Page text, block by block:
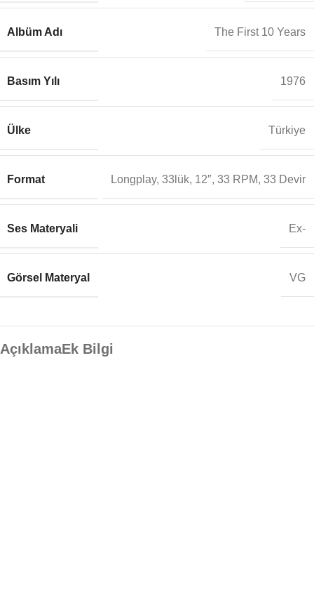
Albüm Adı The First 10 Years
Basım Yılı 1976
Ülke Türkiye
Format Longplay, 33lük, 12″, 33 RPM, 33 Devir
Ses Materyali Ex-
Görsel Materyal VG
AçıklamaEk Bilgi